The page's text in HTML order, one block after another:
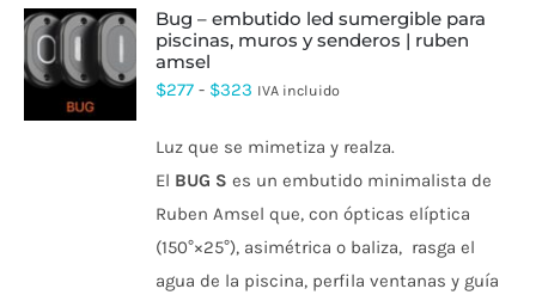
ESTE
PRODUCTO
TIENE
VARIANTES.
bug – embutido led sumergible para
piscinas, muros y senderos | ruben
amsel
$277 - $323 Rango
precios:
desde
$277
hasta
$323
IVA incluido
Luz que se mimetiza y realza.
El BUG S es un embutido minimalista de
Ruben Amsel que, con ópticas elíptica
(150°×25°), asimétrica o baliza, rasga el
agua de la piscina, perfila ventanas y guía